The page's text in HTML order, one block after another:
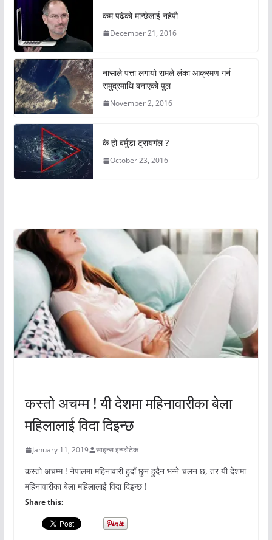
कम पढेको मान्छेलाई नहेपौ
December 21, 2016
नासाले पत्ता लगायो रामले लंका आक्रमण गर्न
समुद्रमाथि बनाएको पुल
November 2, 2016
के हो बर्मुडा ट्रायगंल ?
October 23, 2016
कस्तो अचम्म ! यी देशमा महिनावारीका बेला
महिलालाई विदा दिइन्छ
January 11, 2019 साइन्स इन्फोटेक
कस्तो अचम्म ! नेपालमा महिनावारी हुदाँ छुन हुदैन भन्ने चलन छ, तर यी देशमा
महिनावारीका बेला महिलालाई विदा दिइन्छ !
Share this: